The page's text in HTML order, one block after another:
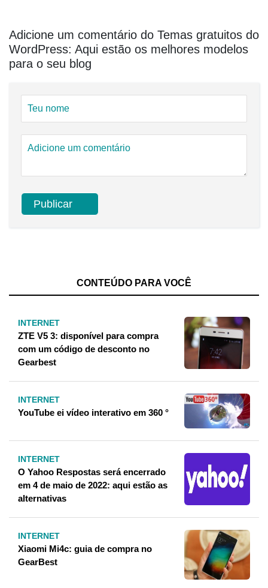
Adicione um comentário do Temas gratuitos do
WordPress: Aqui estão os melhores modelos
para o seu blog
CONTEÚDO PARA VOCÊ
INTERNET
ZTE V5 3: disponível para compra
com um código de desconto no
Gearbest
INTERNET
YouTube ei vídeo interativo em 360 °
INTERNET
O Yahoo Respostas será encerrado
em 4 de maio de 2022: aqui estão as
alternativas
INTERNET
Xiaomi Mi4c: guia de compra no
GearBest